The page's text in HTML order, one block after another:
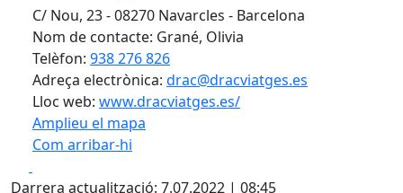
C/ Nou, 23 - 08270 Navarcles - Barcelona
Nom de contacte: Grané, Olivia
Telèfon: 938 276 826
Adreça electrònica: drac@dracviatges.es
Lloc web: www.dracviatges.es/
Amplieu el mapa
Com arribar-hi
+
Darrera actualització: 7.07.2022 | 08:45